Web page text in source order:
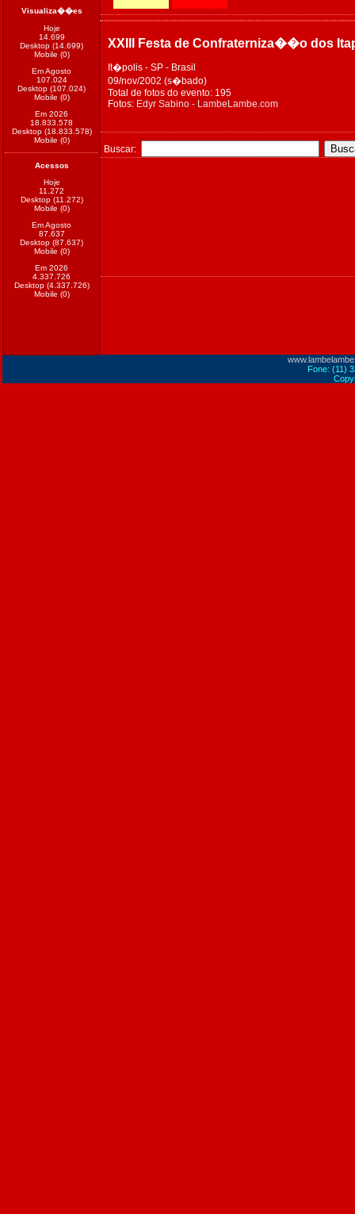
Visualiza��es
Hoje
14.699
Desktop (14.699)
Mobile (0)
Em Agosto
107.024
Desktop (107.024)
Mobile (0)
Em 2026
18.833.578
Desktop (18.833.578)
Mobile (0)
Acessos
Hoje
11.272
Desktop (11.272)
Mobile (0)
Em Agosto
87.637
Desktop (87.637)
Mobile (0)
Em 2026
4.337.726
Desktop (4.337.726)
Mobile (0)
XXIII Festa de Confraterniza��o dos
It�polis - SP - Brasil
09/nov/2002 (s�bado)
Total de fotos do evento: 195
Fotos: Edyr Sabino - LambeLambe.com
Buscar:
Fone: (11)